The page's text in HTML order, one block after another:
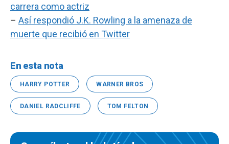
carrera como actriz
– Así respondió J.K. Rowling a la amenaza de
muerte que recibió en Twitter
En esta nota
HARRY POTTER WARNER BROS
DANIEL RADCLIFFE TOM FELTON